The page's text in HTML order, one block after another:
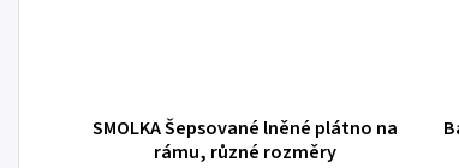
SMOLKA Šepsované lněné plátno na
rámu, různé rozměry